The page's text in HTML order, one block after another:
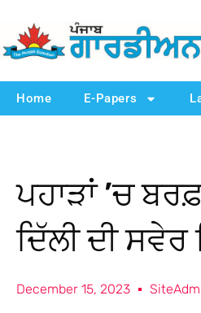
Home E-Papers
ਪਹਾੜਾਂ ’ਚ
ਦਿੱਲੀ ਦੀ ਸਵੇਰ
December 15, 2023